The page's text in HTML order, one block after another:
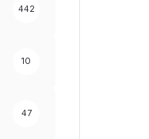
442
10
47